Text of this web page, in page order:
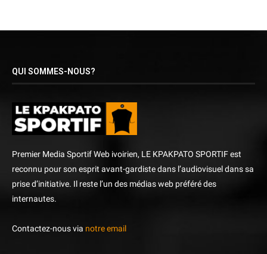
QUI SOMMES-NOUS?
Premier Media Sportif Web ivoirien, LE KPAKPATO SPORTIF est
reconnu pour son esprit avant-gardiste dans l’audiovisuel dans sa
prise d’initiative. Il reste l’un des médias web préféré des
internautes.
Contactez-nous via notre email